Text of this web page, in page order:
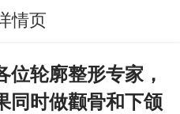
情页
位轮廓整形专家，
同时做颧骨和下颌